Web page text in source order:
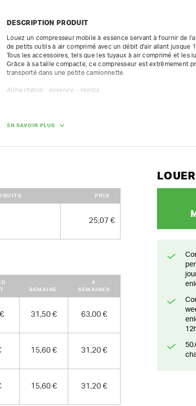
DESCRIPTION PRODUIT
Louez un compresseur mobile à essence servant à fournir de
de petits outils à air comprimé avec un débit d'air allant jusque
Tous les accessoires, tels que les tuyaux à air comprimé et les
Grâce à sa taille compacte, ce compresseur est extrêmement
transporté dans une petite camionnette.
Alimentation : essence - Honda
- 1 sortie d'air avec accouplement à griffes 3/4"
EN SAVOIR PLUS
PRIX
25,07 €
SEMAINE
4
SEMAINES
31,50 € 63,00 €
15,60 € 31,20 €
15,60 € 31,20 €
LOUER
Commandé avant 13h
Commandé pendant le
50.000 clients satisfaits